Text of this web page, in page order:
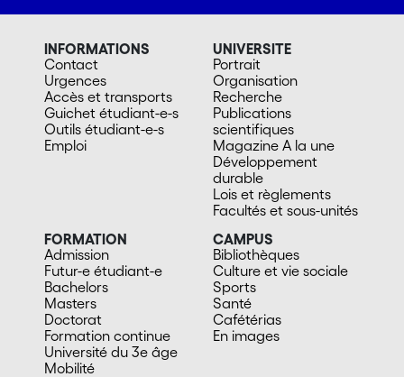
INFORMATIONS
Contact
Urgences
Accès et transports
Guichet étudiant-e-s
Outils étudiant-e-s
Emploi
UNIVERSITE
Portrait
Organisation
Recherche
Publications
scientifiques
Magazine A la une
Développement
durable
Lois et règlements
Facultés et sous-unités
FORMATION
Admission
Futur-e étudiant-e
Bachelors
Masters
Doctorat
Formation continue
Université du 3e âge
Mobilité
CAMPUS
Bibliothèques
Culture et vie sociale
Sports
Santé
Cafétérias
En images